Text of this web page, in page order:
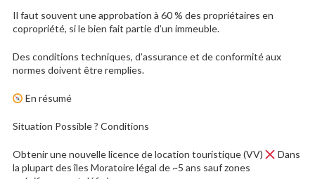
Il faut souvent une approbation à 60 % des propriétaires en
copropriété, si le bien fait partie d’un immeuble.
Des conditions techniques, d’assurance et de conformité aux
normes doivent être remplies.
En résumé
Situation Possible ? Conditions
Obtenir une nouvelle licence de location touristique (VV)
Dans
la plupart des îles Moratoire légal de ~5 ans sauf zones